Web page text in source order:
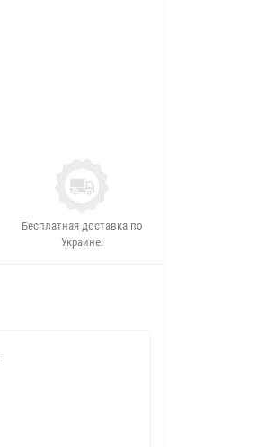
Бесплатная доставка по
Украине!